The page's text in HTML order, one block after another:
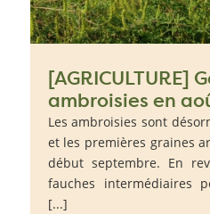
[AGRICULTURE]
ambroisies en
Les ambroisies sont
et les premières graines
début septembre. En
fauches intermédiaires
[...]